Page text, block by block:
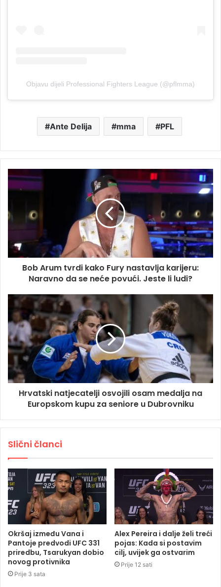
Objavu dijeli Professional Fighters League (@pflmma)
Ante Delija mma PFL
Bob Arum tvrdi kako Fury nastavlja karijeru:
Naravno da se neće povući. Jeste li ludi?
Hrvatski natjecatelji osvojili osam medalja na
Europskom kupu za seniore u Dubrovniku
Slični članci
Okršaj između Vana i
Pantoje predvodi UFC 331
priredbu, Tsarukyan dobio
novog protivnika
Prije 3 sata
Alex Pereira i dalje želi treći
pojas: Kada si postavim
cilj, uvijek ga ostvarim
Prije 12 sati